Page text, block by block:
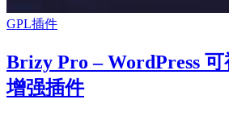
GPL插件
Brizy Pro – WordPress
增强插件